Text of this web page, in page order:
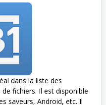
dans la liste des
fichiers. Il est disponible
saveurs, Android, etc. Il